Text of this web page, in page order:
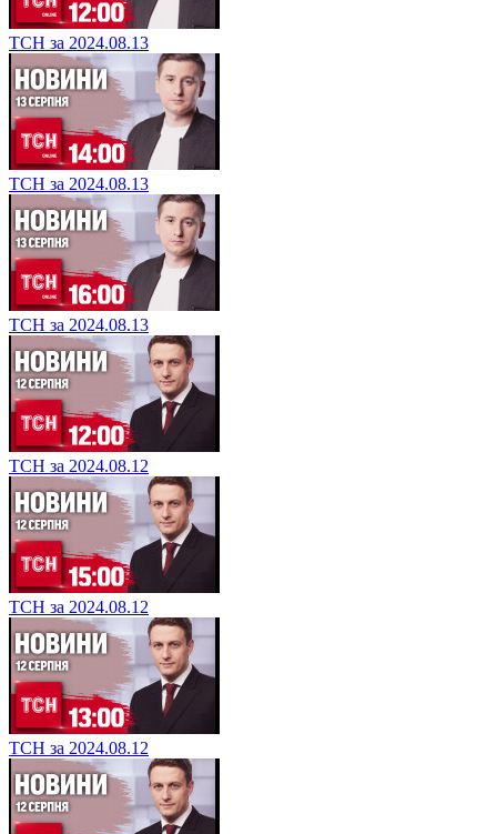
ТСН за 2024.08.13
ТСН за 2024.08.13
ТСН за 2024.08.13
ТСН за 2024.08.12
ТСН за 2024.08.12
ТСН за 2024.08.12